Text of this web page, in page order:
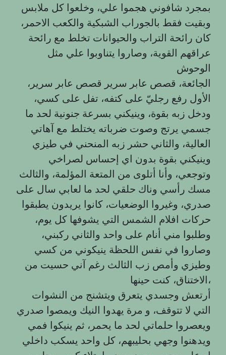
بمجرد شافوني هجموا علي، وخلعوا كل ملابس
وبقيت فقط بالجوراب الشبكية والكعب الاحمر،
كان رائحة التراب والحيوانات تخلط مع رائحة
عراقهم القوية، وصاروا يتناوبوا علي مثل
الوحوش
الجائعة، قصص عابر سرير قصص عابر سرير،
الأول رفع رجليّ على كتفه، تفل على كسي،
ودخل زبه بقوة، وينيكني بسرعة جنونية لحد ما
جسمي يرتج وصوت ضرباته يختلط مع آهاتي
العالية، والثاني حشر زبه المنحني في طيزي
وينيكني بقوة بدون اي إحساس لصراخي
وتوجعي، وأنا أتلوى من المتعة المؤلمة، والثالث
مسك رأسي وناك حلقي لحد ما لعابي سال على
صدري، وغيروا الوضعيات، كانوا يريدون يطبقوا
حركات افلام الشمس التي يشوفها كل يوم،
وطلبوا مني أنام على واحد والثاني ركبني،
وصاروا في نفس اللحظة ينيكوني من كسي
وطيزي وأمص زب الثالث رغم آني حسيت من
الاختناق، كنت حينها،
أرتعش وجسدي يتعرق ويتشنج من النشوات
التي لا تتوقف، و مرة يهدوا النيك ويمصوا صدري
ويعصروا حلماتي لحد ما يحمر، ثم ينيكوا فمي
ويدهنوا وجهي بحليبهم، كل واحد يسكب داخلي